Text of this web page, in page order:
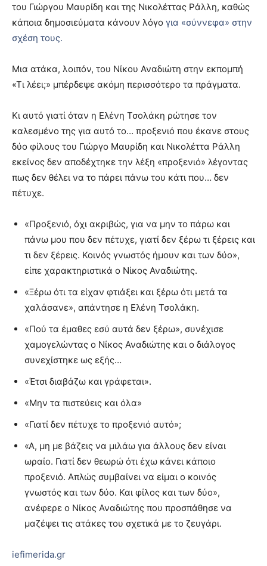
του Γιώργου Μαυρίδη και της Νικολέττας Ράλλη, καθώς
κάποια δημοσιεύματα κάνουν λόγο για «σύννεφα» στην
σχέση τους.
Μια ατάκα, λοιπόν, του Νίκου Αναδιώτη στην εκπομπή
«Τι λέει;» μπέρδεψε ακόμη περισσότερο τα πράγματα.
Κι αυτό γιατί όταν η Ελένη Τσολάκη ρώτησε τον
καλεσμένο της για αυτό το… προξενιό που έκανε στους
δύο φίλους του Γιώργο Μαυρίδη και Νικολέττα Ράλλη
εκείνος δεν αποδέχτηκε την λέξη «προξενιό» λέγοντας
πως δεν θέλει να το πάρει πάνω του κάτι που… δεν
πέτυχε.
«Προξενιό, όχι ακριβώς, για να μην το πάρω και
πάνω μου που δεν πέτυχε, γιατί δεν ξέρω τι ξέρεις και
τι δεν ξέρεις. Κοινός γνωστός ήμουν και των δύο»,
είπε χαρακτηριστικά ο Νίκος Αναδιώτης.
«Ξέρω ότι τα είχαν φτιάξει και ξέρω ότι μετά τα
χαλάσανε», απάντησε η Ελένη Τσολάκη.
«Πού τα έμαθες εσύ αυτά δεν ξέρω», συνέχισε
χαμογελώντας ο Νίκος Αναδιώτης και ο διάλογος
συνεχίστηκε ως εξής…
«Έτσι διαβάζω και γράφεται».
«Μην τα πιστεύεις και όλα»
«Γιατί δεν πέτυχε το προξενιό αυτό»;
«Α, μη με βάζεις να μιλάω για άλλους δεν είναι
ωραίο. Γιατί δεν θεωρώ ότι έχω κάνει κάποιο
προξενιό. Απλώς συμβαίνει να είμαι ο κοινός
γνωστός και των δύο. Και φίλος και των δύο»,
ανέφερε ο Νίκος Αναδιώτης που προσπάθησε να
μαζέψει τις ατάκες του σχετικά με το ζευγάρι.
iefimerida.gr